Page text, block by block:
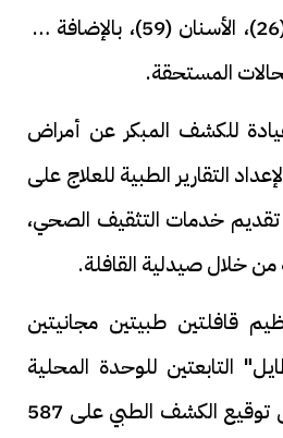
النساء (17)، الجلدية (26)، الأسنان (59)، بالإضافة إلى
للكشف المبكر عن أمراض
التقارير الطبية للعلاج على
تقديم خدمات التثقيف الصحي،
من خلال صيدلية القافلة.
قافلتين طبيتين مجانيتين
التابعتين للوحدة المحلية
لقرية بولين، حيث جرى توقيع الكشف الطبي على 587